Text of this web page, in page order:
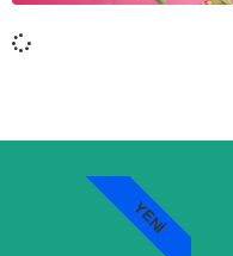
YENI